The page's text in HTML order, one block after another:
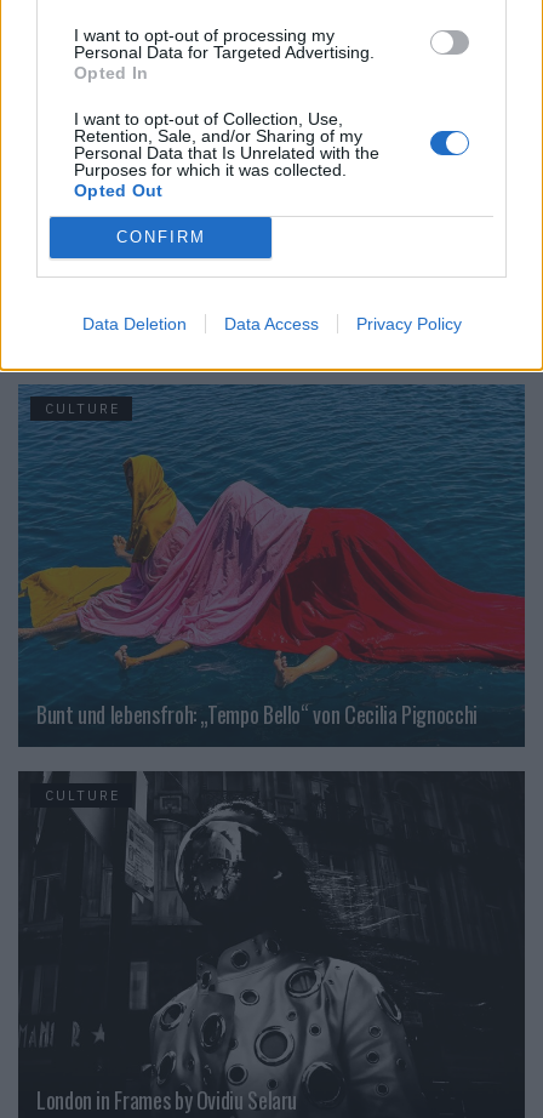
I want to opt-out of processing my
Personal Data for Targeted Advertising.
Opted In
I want to opt-out of Collection, Use,
Retention, Sale, and/or Sharing of my
Personal Data that Is Unrelated with the
Purposes for which it was collected.
Opted Out
CONFIRM
Data Deletion Data Access Privacy Policy
The Faces im Juni 2026
CULTURE
Bunt und lebensfroh: „Tempo Bello“ von Cecilia Pignocchi
CULTURE
London in Frames by Ovidiu Selaru